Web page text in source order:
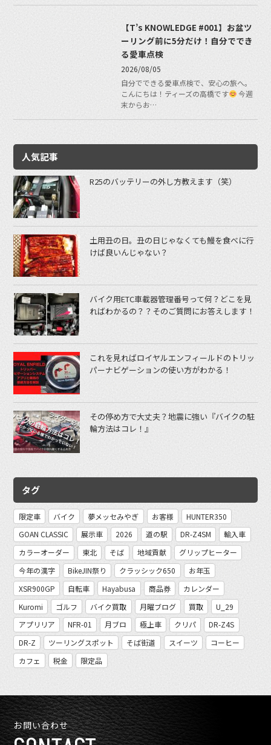
【T’s KNOWLEDGE #001】お盆ツ
ーリング前に5分だけ！自分ででき
る愛車点検
2026/08/05
自分でできる愛車点検で、安心の旅へ。
こんにちは！ティーズの高橋です
今週
末からお…
人気記事
R25のバッテリーの外し方教えます（笑）
土用丑の日。丑の日じゃなくても鰻を食べに行
けば良いんじゃない？
バイク用ETC車載器管理番号って何？どこを見
ればわかるの？？そのご質問にお答えします！
これを見ればロイヤルエンフィールドのトリッ
パーナビゲーションの使い方がわかる！
その停め方で大丈夫？地震に強い『バイクの駐
輪方法はコレ！』
タグ
限定車 バイク 夢メッセみやぎ お客様
HUNTER350
GOAN CLASSIC
展示車 2026 道の駅 DR-Z4SM
輸入車
カラーオーダー
東北 そば 地域貢献
グリップヒーター
今年の漢字
BikeJIN祭り クラッシック650
お年玉
XSR900GP
自転車 Hayabusa 商品券
カレンダー
Kuromi
ゴルフ バイク買取 月曜ブログ 買取
U_29
アプリリア
NFR-01 月ブロ 極上車 クリパ
DR-Z4S
DR-Z
ツーリングスポット そば街道 スイーツ
コーヒー
カフェ
税金 限定品
お問い合わせ